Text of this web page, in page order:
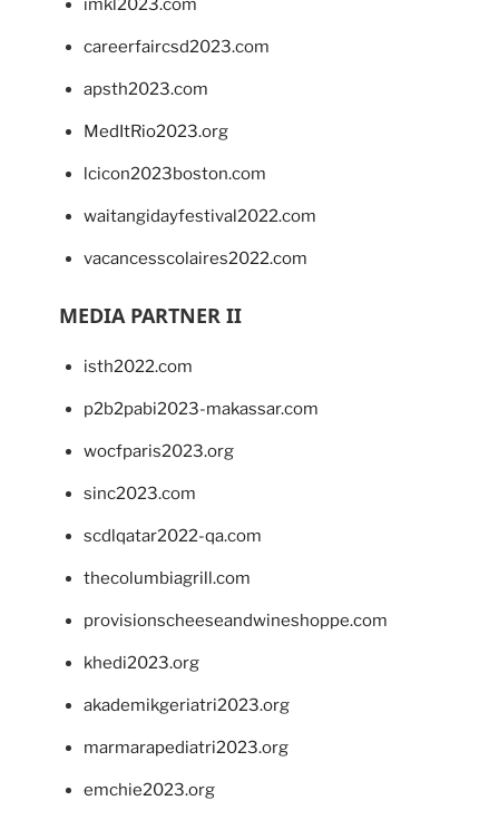
imkl2023.com
careerfaircsd2023.com
apsth2023.com
MedItRio2023.org
lcicon2023boston.com
waitangidayfestival2022.com
vacancesscolaires2022.com
MEDIA PARTNER II
isth2022.com
p2b2pabi2023-makassar.com
wocfparis2023.org
sinc2023.com
scdlqatar2022-qa.com
thecolumbiagrill.com
provisionscheeseandwineshoppe.com
khedi2023.org
akademikgeriatri2023.org
marmarapediatri2023.org
emchie2023.org